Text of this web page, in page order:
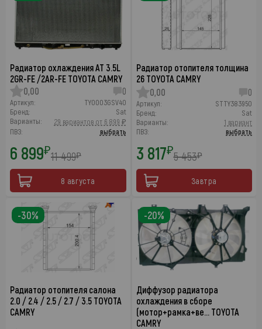
Радиатор охлаждения AT 3.5L
2GR-FE /2AR-FE TOYOTA CAMRY
0,00
0
Артикул:
TY0003GSV40
Бренд:
Sat
Варианты:
29 вариантов от 6 899 ₽
ПВЗ:
выбрать
6 899₽11 499₽
8 августа
Радиатор отопителя толщина
26 TOYOTA CAMRY
0,00
0
Артикул:
STTY383950
Бренд:
Sat
Варианты:
1 вариант
ПВЗ:
выбрать
3 817₽5 453₽
Завтра
Радиатор отопителя салона
2.0 / 2.4 / 2.5 / 2.7 / 3.5 TOYOTA
CAMRY
-30%
Диффузор радиатора
охлаждения в сборе
(мотор+рамка+ве… TOYOTA
CAMRY
-20%